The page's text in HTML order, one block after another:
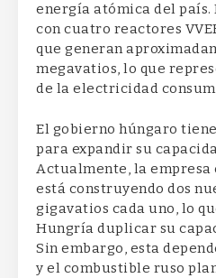
energía atómica del país.
con cuatro reactores
que generan
megavatios, lo que
de la electricidad
El gobierno húngaro
para expandir su
Actualmente, la empresa
está construyendo dos
gigavatios cada uno, lo
Hungría duplicar su
Sin embargo, esta
y el combustible ruso